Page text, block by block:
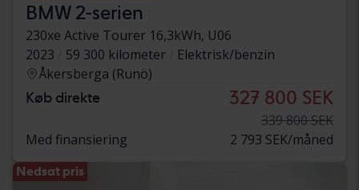
BMW 2-serien
230xe Active Tourer 16,3kWh, U06
2023
59 300 kilometer
Elektrisk/benzin
Åkersberga (Runö)
Køb direkte 327 800 SEK
339 800 SEK
Med finansiering
2 793 SEK/måned
Nedsat pris